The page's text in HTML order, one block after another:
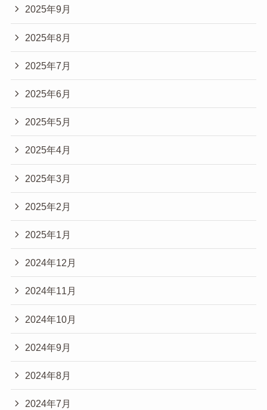
2025年9月
2025年8月
2025年7月
2025年6月
2025年5月
2025年4月
2025年3月
2025年2月
2025年1月
2024年12月
2024年11月
2024年10月
2024年9月
2024年8月
2024年7月